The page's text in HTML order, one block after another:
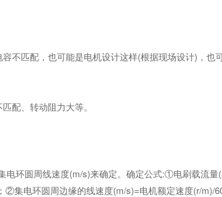
匹配，也可能是电机设计这样(根据现场设计)，也
配、转动阻力大等。
环圆周线速度(m/s)来确定。确定公式:①电刷载流量
集电环圆周边缘的线速度(m/s)=电机额定速度(r/m)/